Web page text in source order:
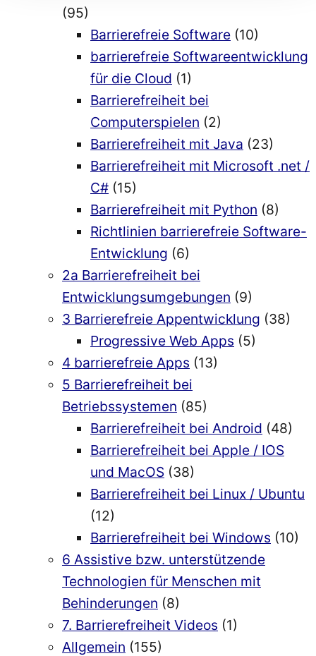
(95)
Barrierefreie Software (10)
barrierefreie Softwareentwicklung
für die Cloud (1)
Barrierefreiheit bei
Computerspielen (2)
Barrierefreiheit mit Java (23)
Barrierefreiheit mit Microsoft .net /
C# (15)
Barrierefreiheit mit Python (8)
Richtlinien barrierefreie Software-
Entwicklung (6)
2a Barrierefreiheit bei
Entwicklungsumgebungen (9)
3 Barrierefreie Appentwicklung (38)
Progressive Web Apps (5)
4 barrierefreie Apps (13)
5 Barrierefreiheit bei
Betriebssystemen (85)
Barrierefreiheit bei Android (48)
Barrierefreiheit bei Apple / IOS
und MacOS (38)
Barrierefreiheit bei Linux / Ubuntu
(12)
Barrierefreiheit bei Windows (10)
6 Assistive bzw. unterstützende
Technologien für Menschen mit
Behinderungen (8)
7. Barrierefreiheit Videos (1)
Allgemein (155)